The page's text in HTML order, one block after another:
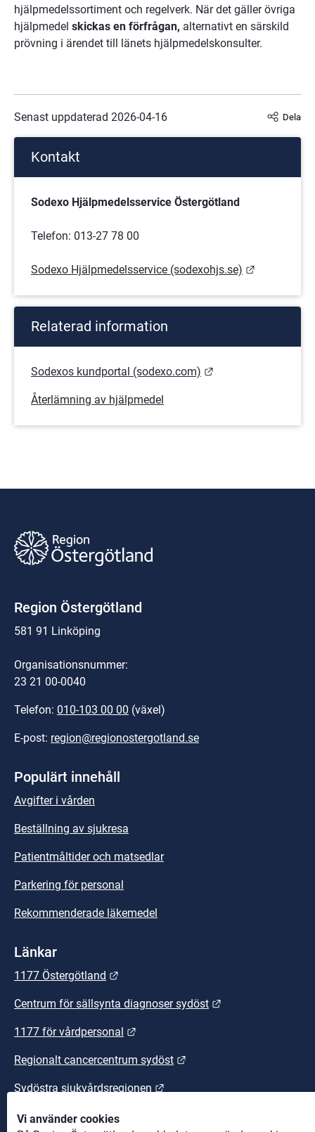
Vi använder cookies
hjälpmedelssortiment och regelverk. När det gäller övriga
hjälpmedel skickas en förfrågan, alternativt en särskild
prövning i ärendet till länets hjälpmedelskonsulter.
Senast uppdaterad 2026-04-16 Dela
Kontakt
Sodexo Hjälpmedelsservice Östergötland
Telefon: 013-27 78 00
Sodexo Hjälpmedelsservice (sodexohjs.se)
Relaterad information
Sodexos kundportal (sodexo.com)
Återlämning av hjälpmedel
Region Östergötland
581 91 Linköping
Organisationsnummer:
23 21 00-0040
Telefon: 010-103 00 00 (växel)
E-post: region@regionostergotland.se
Populärt innehåll
Avgifter i vården
Beställning av sjukresa
Patientmåltider och matsedlar
Parkering för personal
Rekommenderade läkemedel
Länkar
1177 Östergötland
Centrum för sällsynta diagnoser sydöst
1177 för vårdpersonal
Regionalt cancercentrum sydöst
Sydöstra sjukvårdsregionen